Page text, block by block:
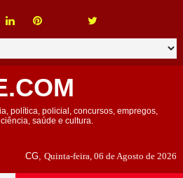
política, policial, concursos, empregos,
saúde e cultura.
CG,Quinta-feira, 06 de Agosto de 2026